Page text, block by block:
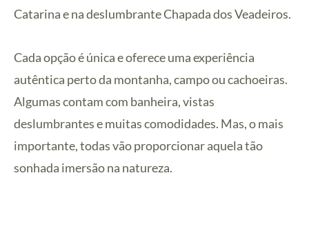
Catarina e na deslumbrante Chapada dos Veadeiros.
Cada opção é única e oferece uma experiência
autêntica perto da montanha, campo ou cachoeiras.
Algumas contam com banheira, vistas
deslumbrantes e muitas comodidades. Mas, o mais
importante, todas vão proporcionar aquela tão
sonhada imersão na natureza.